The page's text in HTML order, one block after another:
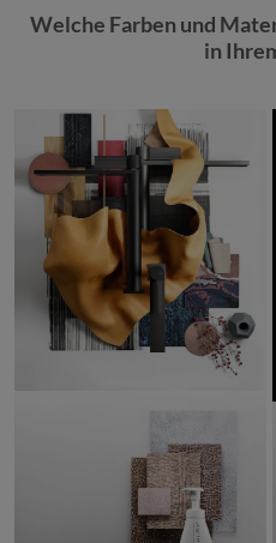
Welche Farben und
in